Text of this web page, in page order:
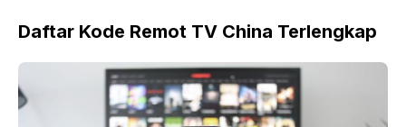
Daftar Kode Remot TV China Terlengkap